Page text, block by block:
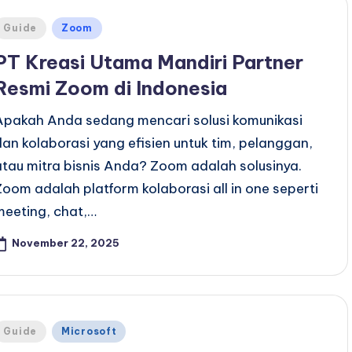
Guide Zoom
Kreasi Utama Mandiri Partner
Zoom di Indonesia
Anda sedang mencari solusi komunikasi
kolaborasi yang efisien untuk tim, pelanggan,
mitra bisnis Anda? Zoom adalah solusinya.
adalah platform kolaborasi all in one seperti
chat,…
November 22, 2025
Guide Microsoft